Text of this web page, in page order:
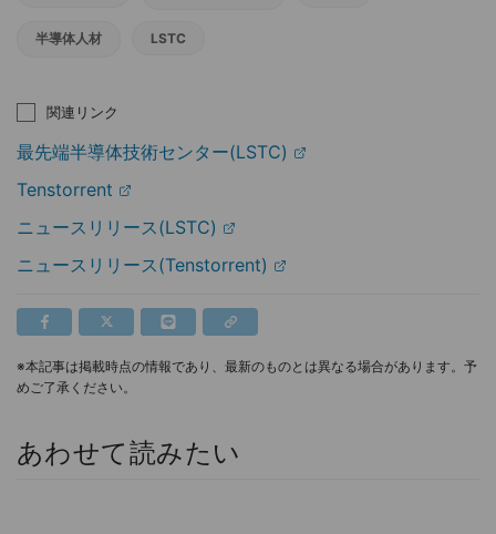
半導体人材 LSTC
関連リンク
最先端半導体技術センター(LSTC)
Tenstorrent
ニュースリリース(LSTC)
ニュースリリース(Tenstorrent)
※本記事は掲載時点の情報であり、最新のものとは異なる場合があります。予
めご了承ください。
あわせて読みたい